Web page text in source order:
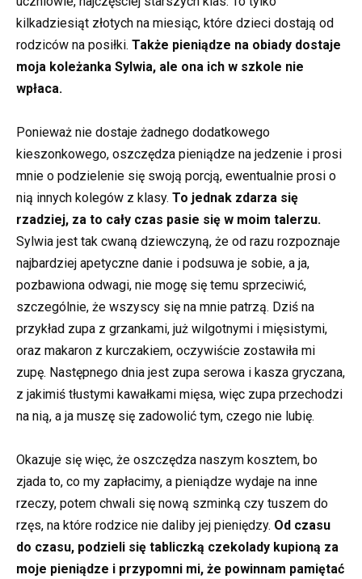
kilkadziesiąt złotych na miesiąc, które dzieci dostają od
rodziców na posiłki. Także pieniądze na obiady dostaje
moja koleżanka Sylwia, ale ona ich w szkole nie
wpłaca.
Ponieważ nie dostaje żadnego dodatkowego
kieszonkowego, oszczędza pieniądze na jedzenie i prosi
mnie o podzielenie się swoją porcją, ewentualnie prosi o
nią innych kolegów z klasy. To jednak zdarza się
rzadziej, za to cały czas pasie się w moim talerzu.
Sylwia jest tak cwaną dziewczyną, że od razu rozpoznaje
najbardziej apetyczne danie i podsuwa je sobie, a ja,
pozbawiona odwagi, nie mogę się temu sprzeciwić,
szczególnie, że wszyscy się na mnie patrzą. Dziś na
przykład zupa z grzankami, już wilgotnymi i mięsistymi,
oraz makaron z kurczakiem, oczywiście zostawiła mi
zupę. Następnego dnia jest zupa serowa i kasza gryczana,
z jakimiś tłustymi kawałkami mięsa, więc zupa przechodzi
na nią, a ja muszę się zadowolić tym, czego nie lubię.
Okazuje się więc, że oszczędza naszym kosztem, bo
zjada to, co my zapłacimy, a pieniądze wydaje na inne
rzeczy, potem chwali się nową szminką czy tuszem do
rzęs, na które rodzice nie daliby jej pieniędzy. Od czasu
do czasu, podzieli się tabliczką czekolady kupioną za
moje pieniądze i przypomni mi, że powinnam pamiętać